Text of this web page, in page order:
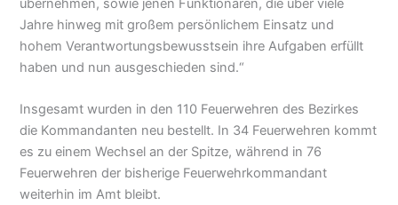
übernehmen, sowie jenen Funktionären, die über viele
Jahre hinweg mit großem persönlichem Einsatz und
hohem Verantwortungsbewusstsein ihre Aufgaben erfüllt
haben und nun ausgeschieden sind.“
Insgesamt wurden in den 110 Feuerwehren des Bezirkes
die Kommandanten neu bestellt. In 34 Feuerwehren kommt
es zu einem Wechsel an der Spitze, während in 76
Feuerwehren der bisherige Feuerwehrkommandant
weiterhin im Amt bleibt.